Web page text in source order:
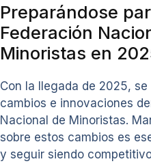
Preparándose
Federación
Minoristas en
Con la llegada de 2025,
cambios e innovaciones
Nacional de Minoristas.
sobre estos cambios es
y seguir siendo